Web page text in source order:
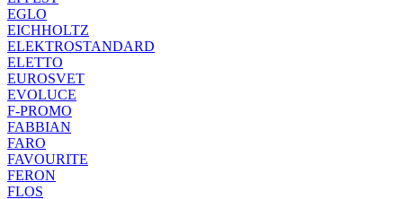
EGLO
EICHHOLTZ
ELEKTROSTANDARD
ELETTO
EUROSVET
EVOLUCE
F-PROMO
FABBIAN
FARO
FAVOURITE
FERON
FLOS